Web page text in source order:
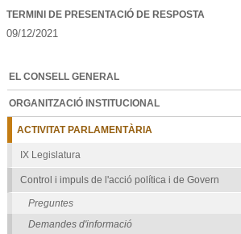
TERMINI DE PRESENTACIÓ DE RESPOSTA
09/12/2021
EL CONSELL GENERAL
ORGANITZACIÓ INSTITUCIONAL
ACTIVITAT PARLAMENTÀRIA
IX Legislatura
Control i impuls de l'acció política i de Govern
Preguntes
Demandes d'informació